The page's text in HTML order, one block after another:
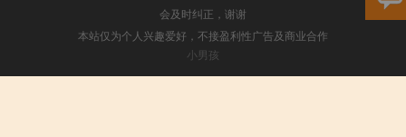
会及时纠正，谢谢
本站仅为个人兴趣爱好，不接盈利性广告及商业合作
小男孩